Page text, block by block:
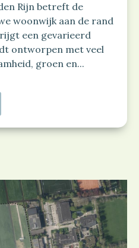
Rijn betreft de
woonwijk aan de rand
een gevarieerd
ontworpen met veel
groen en...